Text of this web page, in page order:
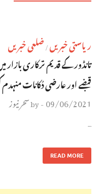
ریاستی خبریں / ضلعی خبریں
تانڈور کے قدیم ترکاری
قبضے اور عارضی دُکانات
09/06/2021
-
byسحر نیوز
…
READ MORE